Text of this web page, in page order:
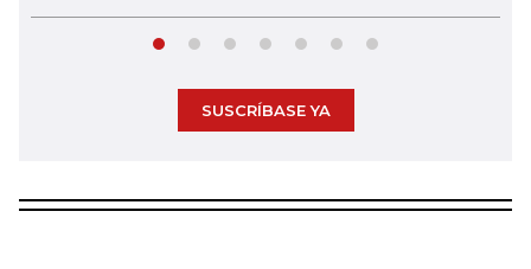
SUSCRÍBASE YA